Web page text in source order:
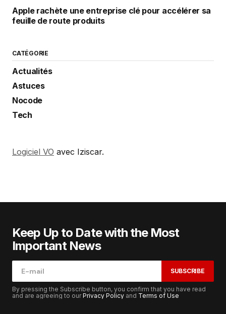
Apple rachète une entreprise clé pour accélérer sa
feuille de route produits
CATÉGORIE
Actualités
Astuces
Nocode
Tech
Logiciel VO avec Iziscar.
Keep Up to Date with the Most
Important News
SUBSCRIBE
By pressing the Subscribe button, you confirm that you have read
and are agreeing to ourPrivacy Policy and Terms of Use